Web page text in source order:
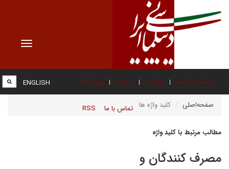
Toggle
صفحه نخست درباره ما عضویت پیوند ها
تماس با ما RSS
ENGLISH
صفحه‌اصلی کلید واژه ها
مطالب مرتبط با کلید واژه
مصرف کنندگان و